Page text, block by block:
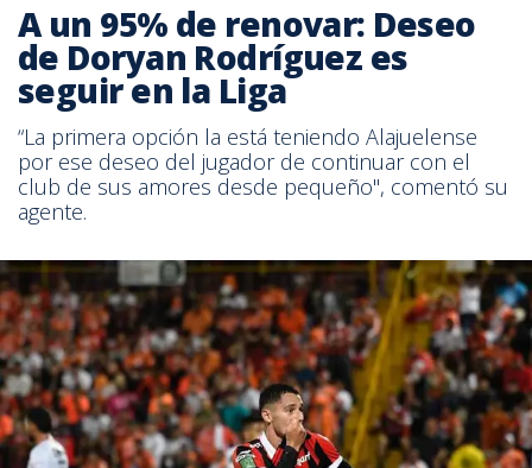
A un 95% de renovar: Deseo
de Doryan Rodríguez es
seguir en la Liga
“La primera opción la está teniendo Alajuelense
por ese deseo del jugador de continuar con el
club de sus amores desde pequeño", comentó su
agente.